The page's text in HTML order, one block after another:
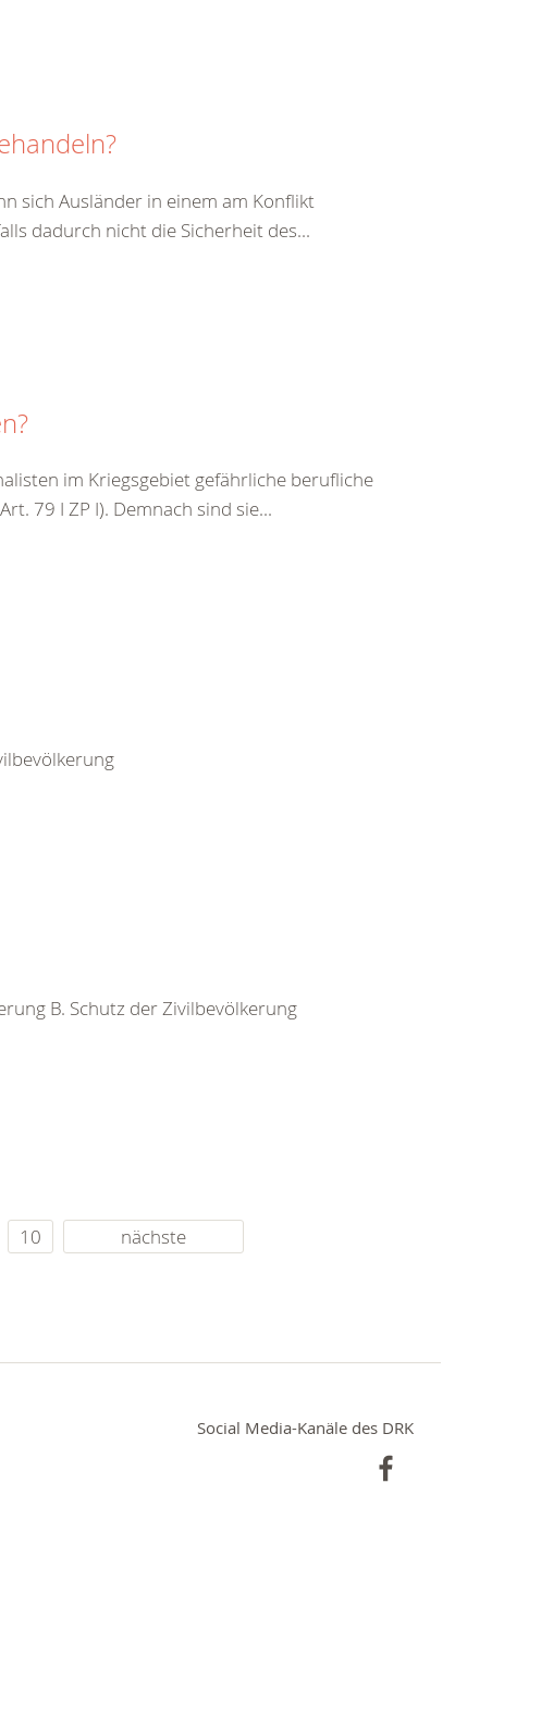
sich Ausländer in einem am Konflikt
dadurch nicht die Sicherheit des...
im Kriegsgebiet gefährliche berufliche
79 I ZP I). Demnach sind sie...
B. Schutz der Zivilbevölkerung
10 nächste
Social Media-Kanäle des DRK